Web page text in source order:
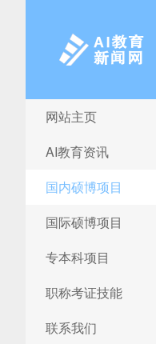
AI教育新闻网
网站主页
AI教育资讯
国内硕博项目
国际硕博项目
专本科项目
职称考证技能
联系我们